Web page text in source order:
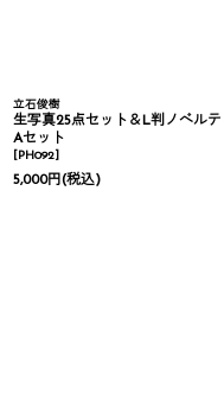
立石俊樹
生写真25点セット＆L判ノベルティフォ
Aセット
[PH092]
5,000円(税込)